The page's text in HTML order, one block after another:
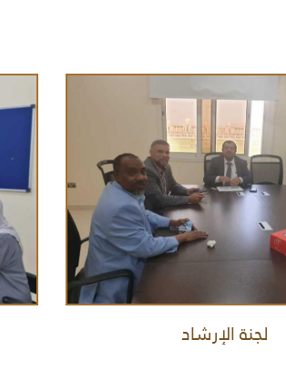
لجنة الإرشاد